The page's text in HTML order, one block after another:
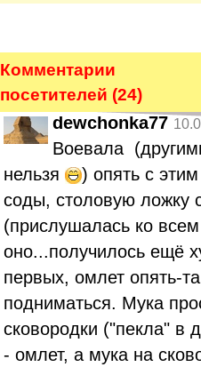
Комментарии
посетителей (24)
dewchonka77
Воевала
нельзя
) опять с
соды, столовую ложку
(прислушалась ко
оно...получилось ещё
первых, омлет опять-
подниматься. Мука
сковородки ("пекла" в
- омлет, а мука на